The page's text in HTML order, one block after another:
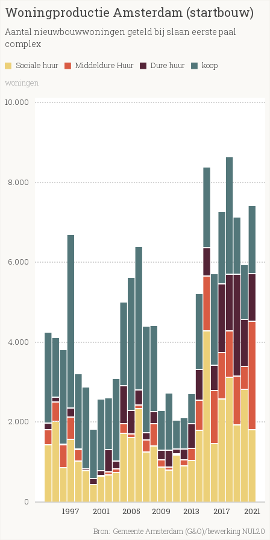
Woningproductie Amsterdam (startbouw)
Aantal nieuwbouwwoningen geteld bij slaan eerste paal
complex
woningen
Sociale huur Middeldure Huur Dure huur koop
2021
2017
2013
2009
2005
2001
1997
0
2.000
4.000
6.000
8.000
10.000
Bron: Gemeente Amsterdam (G&O)/bewerking NUL20